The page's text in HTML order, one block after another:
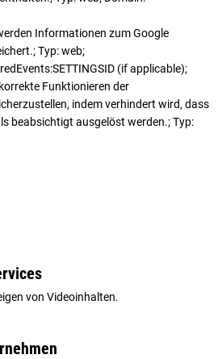
Informationen zum Google
Typ: web;
(if applicable);
Funktionieren der
indem verhindert wird, dass
beabsichtigt ausgelöst werden.; Typ:
von Videoinhalten.